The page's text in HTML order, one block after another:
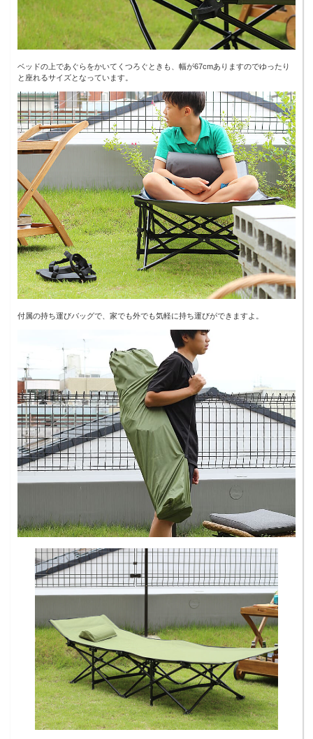
ベッドの上であぐらをかいてくつろぐときも、幅が67cmありますのでゆったり
と座れるサイズとなっています。
付属の持ち運びバッグで、家でも外でも気軽に持ち運びができますよ。